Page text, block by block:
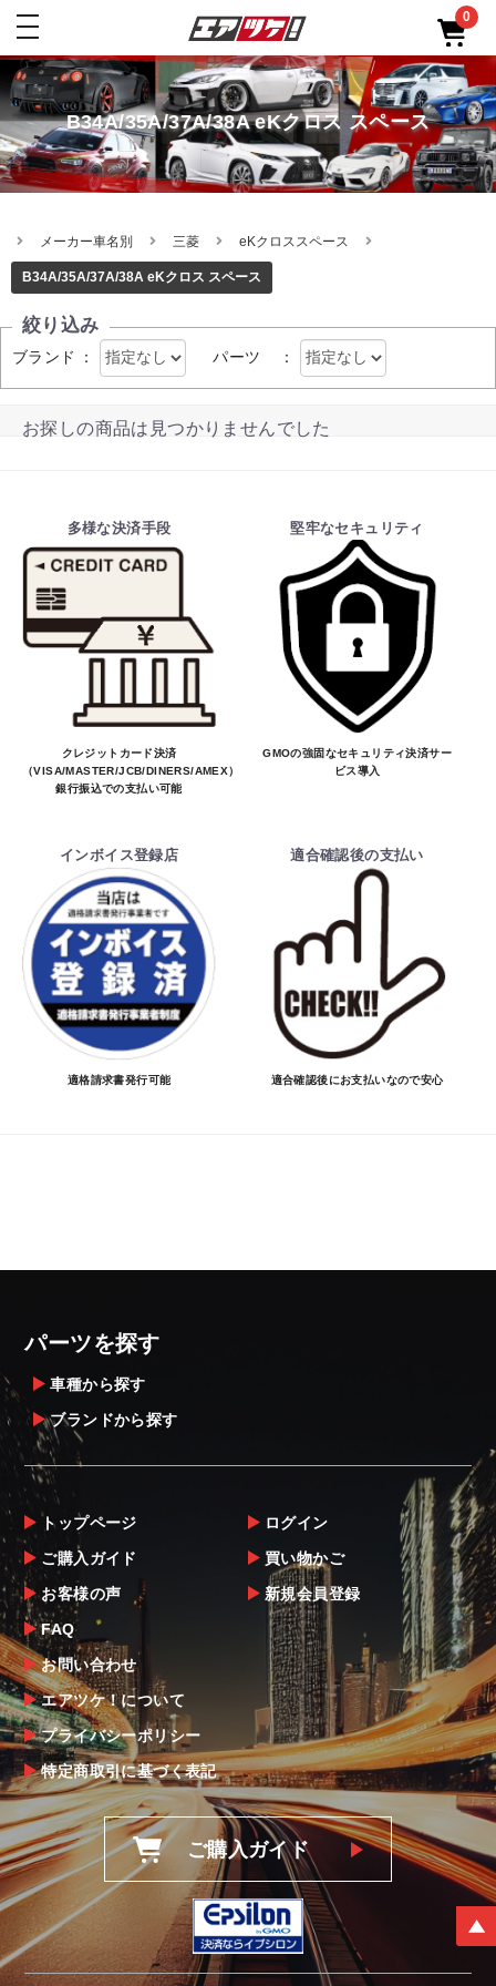
toggle
0
B34A/35A/37A/38A eKクロス スペース
メーカー車名別 三菱 eKクロススペース
B34A/35A/37A/38A eKクロス スペース
絞り込み
ブランド ： パーツ ：
お探しの商品は見つかりませんでした
多様な決済手段
クレジットカード決済
（VISA/MASTER/JCB/DINERS/AMEX）、
銀行振込での支払い可能
堅牢なセキュリティ
GMOの強固なセキュリティ決済サー
ビス導入
インボイス登録店
適格請求書発行可能
適合確認後の支払い
適合確認後にお支払いなので安心
パーツを探す
車種から探す
ブランドから探す
トップページ
ご購入ガイド
お客様の声
FAQ
お問い合わせ
エアツケ！について
プライバシーポリシー
特定商取引に基づく表記
ログイン
買い物かご
新規会員登録
ご購入ガイド